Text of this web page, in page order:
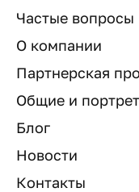
Частые вопросы
О компании
Партнерская
Общие и
Блог
Новости
Контакты